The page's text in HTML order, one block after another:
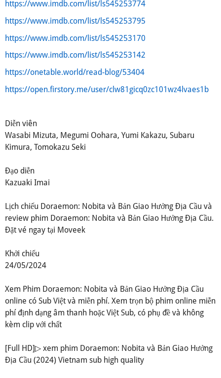
https://www.imdb.com/list/ls545253774
https://www.imdb.com/list/ls545253795
https://www.imdb.com/list/ls545253170
https://www.imdb.com/list/ls545253142
https://onetable.world/read-blog/53404
https://open.firstory.me/user/clw81gicq0zc101wz4lvaes1b
Diễn viên
Wasabi Mizuta, Megumi Oohara, Yumi Kakazu, Subaru
Kimura, Tomokazu Seki
Đạo diễn
Kazuaki Imai
Lịch chiếu Doraemon: Nobita và Bản Giao Hưởng Địa Cầu và
review phim Doraemon: Nobita và Bản Giao Hưởng Địa Cầu.
Đặt vé ngay tại Moveek
Khởi chiếu
24/05/2024
Xem Phim Doraemon: Nobita và Bản Giao Hưởng Địa Cầu
online có Sub Việt và miễn phí. Xem trọn bộ phim online miễn
phí định dạng âm thanh hoặc Việt Sub, có phụ đề và không
kèm clip với chất
[Full HD]▷ xem phim Doraemon: Nobita và Bản Giao Hưởng
Địa Cầu (2024) Vietnam sub high quality